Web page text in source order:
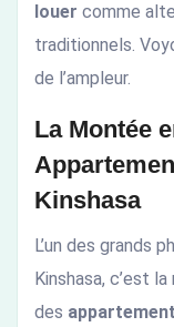
louer comme
traditionnels.
de l’ampleur.
La Montée
Kinshasa
L’un des grands
Kinshasa, c’est
des